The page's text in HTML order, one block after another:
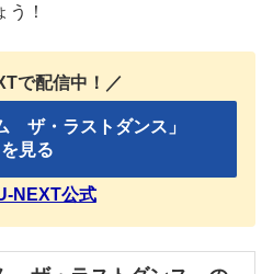
！
で配信中！／
ザ・ラストダンス」
を見る
NEXT公式